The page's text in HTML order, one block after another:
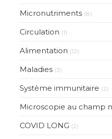
Micronutriments (8)
Circulation (1)
Alimentation (12)
Maladies (3)
Système immunitaire (2)
Microscopie au champ
COVID LONG (2)